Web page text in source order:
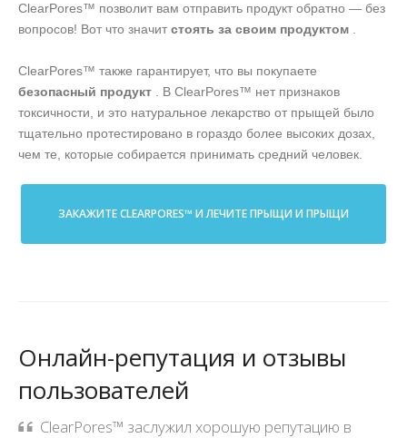
ClearPores™ позволит вам отправить продукт обратно — без
вопросов! Вот что значит стоять за своим продуктом .
ClearPores™ также гарантирует, что вы покупаете
безопасный продукт . В ClearPores™ нет признаков
токсичности, и это натуральное лекарство от прыщей было
тщательно протестировано в гораздо более высоких дозах,
чем те, которые собирается принимать средний человек.
ЗАКАЖИТЕ CLEARPORES™ И ЛЕЧИТЕ ПРЫЩИ И ПРЫЩИ
Онлайн-репутация и отзывы
пользователей
ClearPores™ заслужил хорошую репутацию в